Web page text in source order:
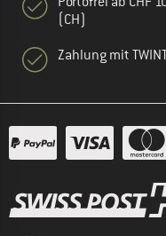
(CH)
Zahlung mit